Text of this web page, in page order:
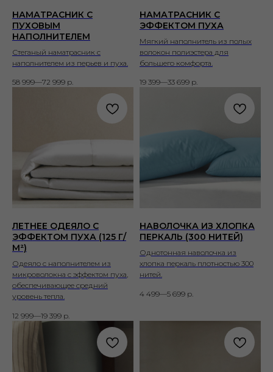
НАМАТРАСНИК С
ПУХОВЫМ
НАПОЛНИТЕЛЕМ
Стеганый наматрасник с
наполнителем из перьев и пуха.
58 999—72 999 р.
НАМАТРАСНИК С
ЭФФЕКТОМ ПУХА
Мягкий наполнитель из полых
волокон полиэстера для
большего комфорта.
19 399—33 699 р.
ЛЕТНЕЕ ОДЕЯЛО С
ЭФФЕКТОМ ПУХА (125 Г/
М²)
Одеяло с наполнителем из
микроволокна с эффектом пуха,
обеспечивающее средний
уровень тепла.
12 999—19 399 р.
НАВОЛОЧКА ИЗ ХЛОПКА
ПЕРКАЛЬ (300 НИТЕЙ)
Однотонная наволочка из
хлопка перкаль плотностью 300
нитей.
4 499—5 699 р.